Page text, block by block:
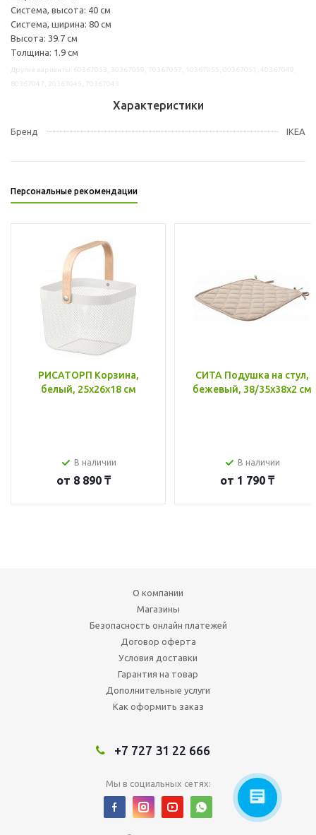
Система, высота: 40 см
Система, ширина: 80 см
Высота: 39.7 см
Толщина: 1.9 см
Характеристики
Бренд IKEA
Персональные рекомендации
РИСАТОРП Корзина,
белый, 25x26x18 см
В наличии
от 8 890 ₸
СИТА Подушка на стул,
бежевый, 38/35x38x2 см
В наличии
от 1 790 ₸
О компании
Магазины
Безопасность онлайн платежей
Договор оферта
Условия доставки
Гарантия на товар
Дополнительные услуги
Как оформить заказ
+7 727 31 22 666
Мы в социальных сетях: